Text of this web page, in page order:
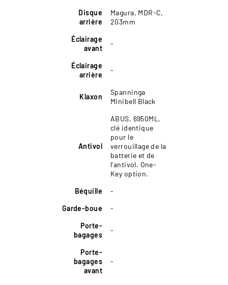
Disque
arrière
Magura, MDR-C,
203mm
Éclairage
avant
-
Éclairage
arrière
-
Klaxon
Spanninga
Minibell Black
Antivol
ABUS, 6950ML,
clé identique
pour le
verrouillage de la
batterie et de
l'antivol. One-
Key option.
Béquille
-
Garde-boue
-
Porte-
bagages
-
Porte-
bagages
avant
-